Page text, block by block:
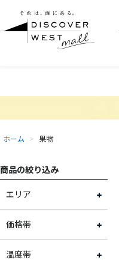
ホーム > 果物
商品の絞り込み
エリア
大阪府
兵庫県
価格帯
2,001円～3,000円
温度帯